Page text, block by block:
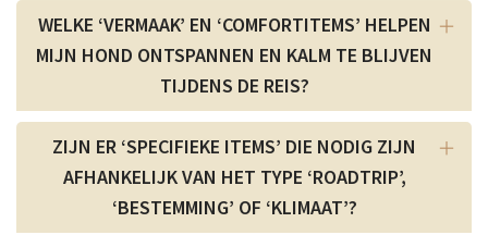
WELKE ‘VERMAAK’ EN ‘COMFORTITEMS’ HELPEN
MIJN HOND ONTSPANNEN EN KALM TE BLIJVEN
TIJDENS DE REIS?
ZIJN ER ‘SPECIFIEKE ITEMS’ DIE NODIG ZIJN
AFHANKELIJK VAN HET TYPE ‘ROADTRIP’,
‘BESTEMMING’ OF ‘KLIMAAT’?